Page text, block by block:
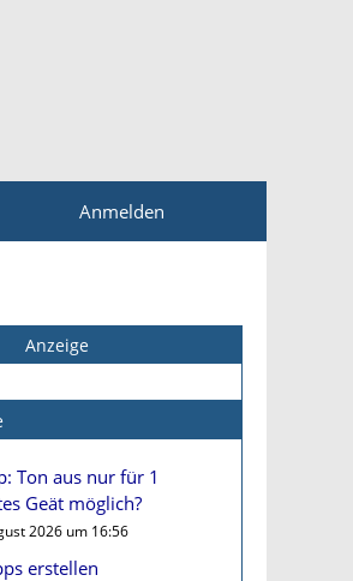
Anmelden
Anzeige
Ton aus nur für 1
Geät möglich?
2026 um 16:56
erstellen